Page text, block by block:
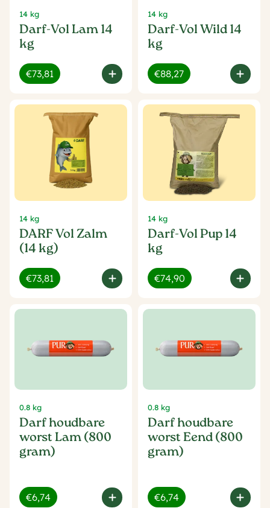
14 kg
Darf-Vol Lam 14
kg
€73,81
14 kg
Darf-Vol Wild 14
kg
€88,27
14 kg
DARF Vol Zalm
(14 kg)
€73,81
14 kg
Darf-Vol Pup 14
kg
€74,90
0.8 kg
Darf houdbare
worst Lam (800
gram)
€6,74
0.8 kg
Darf houdbare
worst Eend (800
gram)
€6,74